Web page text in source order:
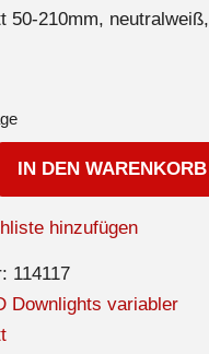
50-210mm, neutralweiß,
IN DEN WARENKORB
hinzufügen
114117
Downlights variabler